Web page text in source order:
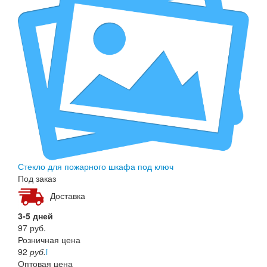
Стекло для пожарного шкафа под ключ
Под заказ
Доставка
3-5 дней
97 руб.
Розничная цена
92 руб.i
Оптовая цена